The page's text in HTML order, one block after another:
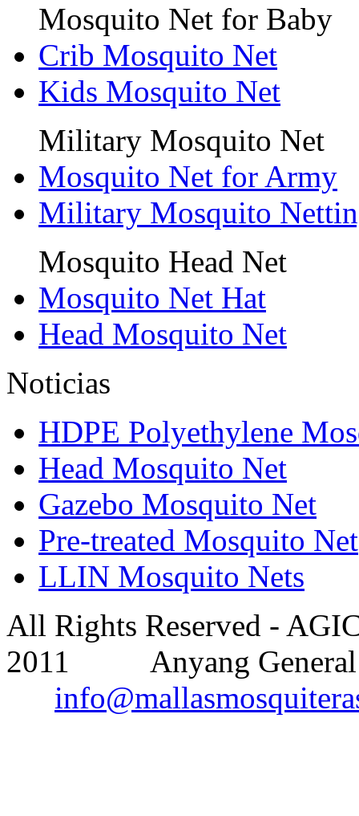
Mosquito Net for Baby
Crib Mosquito Net
Kids Mosquito Net
Military Mosquito Net
Mosquito Net for Army
Military Mosquito
Mosquito Head Net
Mosquito Net Hat
Head Mosquito Net
Noticias
HDPE Polyethylene
Head Mosquito Net
Gazebo Mosquito Net
Pre-treated Mosquito Net
LLIN Mosquito Nets
All Rights Reserved -
2011 Anyang